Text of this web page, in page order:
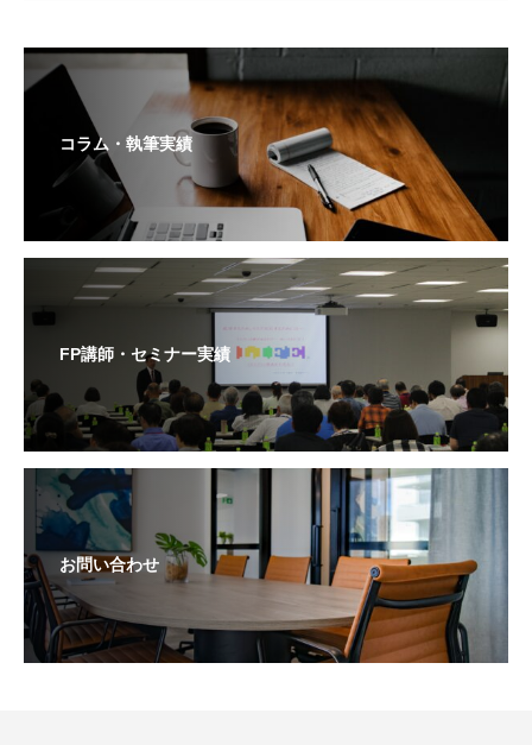
コラム・執筆実績
FP講師・セミナー実績
お問い合わせ